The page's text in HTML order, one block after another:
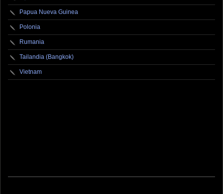
Papua Nueva Guinea
Polonia
Rumania
Tailandia (Bangkok)
Vietnam